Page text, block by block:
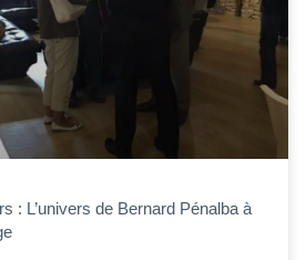
: L’univers de Bernard Pénalba à